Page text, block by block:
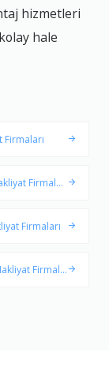
hizmetleri
hale
Firmaları
Firmalar
Firmaları
Firmala